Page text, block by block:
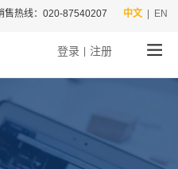
| EN
中文
售热线：020-87540207
登录 注册